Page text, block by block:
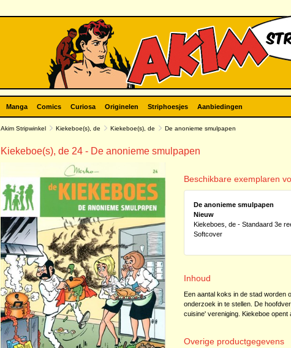
Manga Comics Curiosa Originelen Striphoesjes Aanbiedingen
Akim Stripwinkel Kiekeboe(s), de Kiekeboe(s), de De anonieme smulpapen
Kiekeboe(s), de 24 - De anonieme smulpapen
Beschikbare exemplaren
De anonieme smulpapen
Nieuw
Kiekeboes, de - Standaard 3e
Softcover
Inhoud
Een aantal koks in de stad worden
onderzoek in te stellen. De
cuisine' vereniging. Kiekeboe
Overige productgegevens